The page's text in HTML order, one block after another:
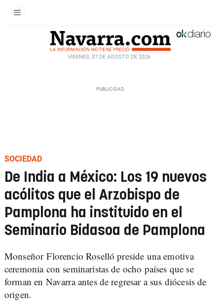
VIERNES, 07 DE AGOSTO DE 2026
SOCIEDAD
De India a México: Los 19 nuevos
acólitos que el Arzobispo de
Pamplona ha instituido en el
Seminario Bidasoa de Pamplona
Monseñor Florencio Roselló preside una emotiva
ceremonia con seminaristas de ocho países que se
forman en Navarra antes de regresar a sus diócesis de
origen.